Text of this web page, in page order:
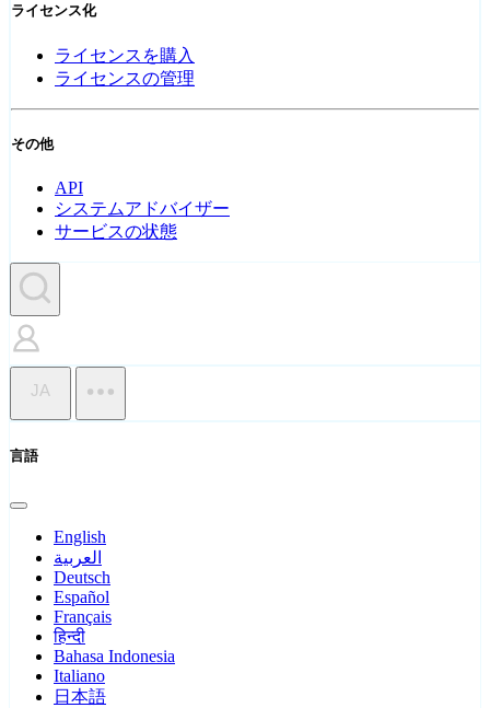
ライセンス化
ライセンスを購入
ライセンスの管理
その他
API
システムアドバイザー
サービスの状態
JA
言語
English
العربية
Deutsch
Español
Français
हिन्दी
Bahasa Indonesia
Italiano
日本語